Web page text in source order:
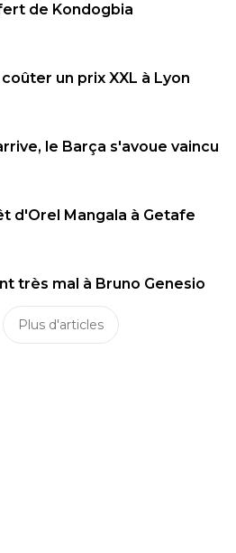
de Kondogbia
un prix XXL à Lyon
le Barça s'avoue vaincu
d'Orel Mangala à Getafe
très mal à Bruno Genesio
Plus d'articles